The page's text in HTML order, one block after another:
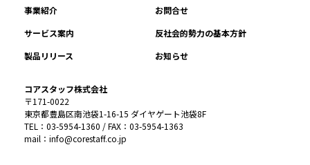
事業紹介
お問合せ
サービス案内
反社会的勢力の基本方針
製品リリース
お知らせ
コアスタッフ株式会社
〒171-0022
東京都豊島区南池袋1-16-15 ダイヤゲート池袋8F
TEL：03-5954-1360 / FAX：03-5954-1363
mail：info@corestaff.co.jp